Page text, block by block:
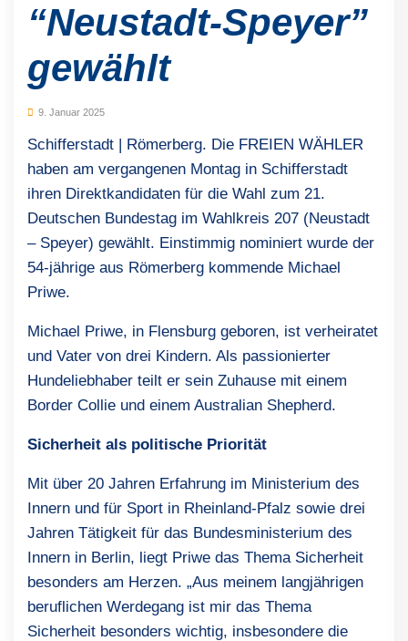
“Neustadt-Speyer”
gewählt
9. Januar 2025
Schifferstadt | Römerberg. Die FREIEN WÄHLER
haben am vergangenen Montag in Schifferstadt
ihren Direktkandidaten für die Wahl zum 21.
Deutschen Bundestag im Wahlkreis 207 (Neustadt
– Speyer) gewählt. Einstimmig nominiert wurde der
54-jährige aus Römerberg kommende Michael
Priwe.
Michael Priwe, in Flensburg geboren, ist verheiratet
und Vater von drei Kindern. Als passionierter
Hundeliebhaber teilt er sein Zuhause mit einem
Border Collie und einem Australian Shepherd.
Sicherheit als politische Priorität
Mit über 20 Jahren Erfahrung im Ministerium des
Innern und für Sport in Rheinland-Pfalz sowie drei
Jahren Tätigkeit für das Bundesministerium des
Innern in Berlin, liegt Priwe das Thema Sicherheit
besonders am Herzen. „Aus meinem langjährigen
beruflichen Werdegang ist mir das Thema
Sicherheit besonders wichtig, insbesondere die